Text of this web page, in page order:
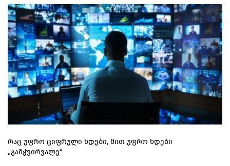
რაც უფრო ციფრული ხდები, მით უფრო ხდები
„გამჭვირვალე“